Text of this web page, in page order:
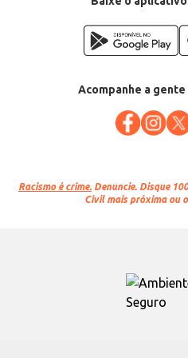
Acompanhe a
Racismo é crime. Denuncie. Disque
Civil mais próxima ou